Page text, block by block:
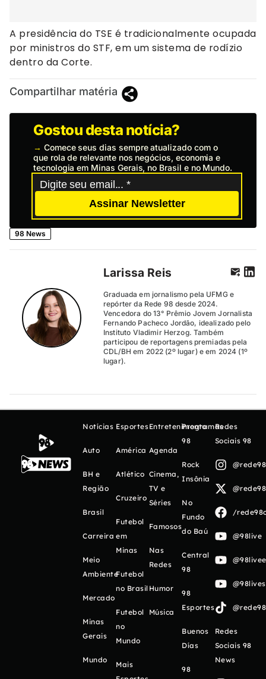
A presidência do TSE é tradicionalmente ocupada
por ministros do STF, em um sistema de rodízio
dentro da Corte.
Compartilhar matéria
Gostou desta notícia?
→ Comece seus dias sempre atualizado com o
que rola de relevante nos negócios, economia e
tecnologia em Minas Gerais, no Brasil e no Mundo.
Assinar Newsletter
98 News
Larissa Reis
Graduada em jornalismo pela UFMG e
repórter da Rede 98 desde 2024.
Vencedora do 13° Prêmio Jovem Jornalista
Fernando Pacheco Jordão, idealizado pelo
Instituto Vladimir Herzog. Também
participou de reportagens premiadas pela
CDL/BH em 2022 (2º lugar) e em 2024 (1º
lugar).
Notícias
Auto
BH e
Região
Brasil
Carreira
Meio
Ambiente
Mercado
Minas
Gerais
Mundo
Esportes
América
Atlético
Cruzeiro
Futebol
em
Minas
Futebol
no Brasil
Futebol
no
Mundo
Mais
Entretenimento
Agenda
Cinema,
TV e
Séries
Famosos
Nas
Redes
Humor
Música
Programas
98
Rock
Insônia
No
Fundo
do Baú
Central
98
98
Esportes
Buenos
Días
98
Redes
Sociais 98
/
@98live
Redes
Sociais 98
News